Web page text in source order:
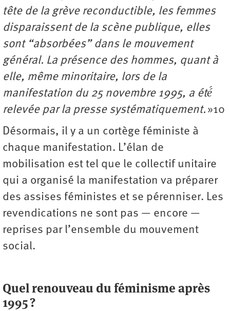
tête de la grève reconductible, les femmes
disparaissent de la scène publique, elles
sont “absorbées” dans le mouvement
général. La présence des hommes, quant à
elle, même minoritaire, lors de la
manifestation du 25 novembre 1995, a été́
relevée par la presse systématiquement. »10
Désormais, il y a un cortège féministe à
chaque manifestation. L’élan de
mobilisation est tel que le collectif unitaire
qui a organisé la manifestation va préparer
des assises féministes et se pérenniser. Les
revendications ne sont pas — encore —
reprises par l’ensemble du mouvement
social.
Quel renouveau du féminisme après
1995 ?